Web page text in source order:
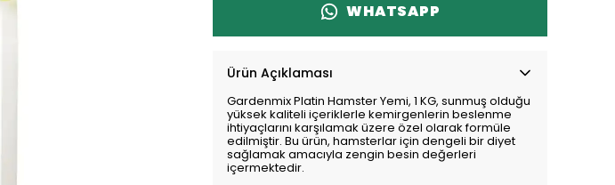
WHATSAPP
Ürün Açıklaması
Gardenmix Platin Hamster Yemi, 1 KG, sunmuş olduğu
yüksek kaliteli içeriklerle kemirgenlerin beslenme
ihtiyaçlarını karşılamak üzere özel olarak formüle
edilmiştir. Bu ürün, hamsterlar için dengeli bir diyet
sağlamak amacıyla zengin besin değerleri
içermektedir.